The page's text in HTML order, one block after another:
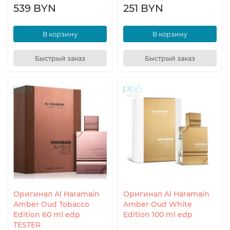
539 BYN
В корзину
Быстрый заказ
251 BYN
В корзину
Быстрый заказ
Оригинал Al Haramain
Amber Oud Tobacco
Edition 60 ml edp
TESTER
Оригинал Al Haramain
Amber Oud White
Edition 100 ml edp